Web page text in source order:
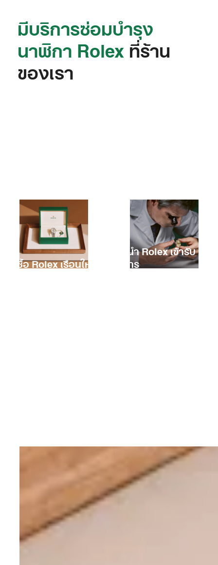
มีบริการซ่อมบำรุง
นาฬิกา Rolex ที่ร้าน
ของเรา
การซื้อ Rolex เรือนใหม่
การนำ Rolex เข้ารับ
บริการ